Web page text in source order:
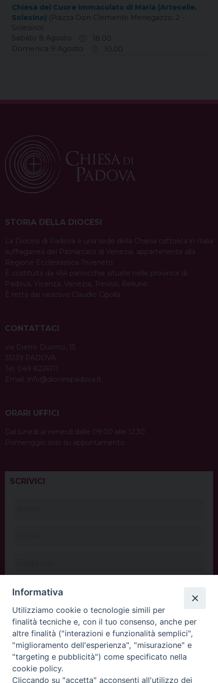
Chiesa del Cuore Immacolato di Maria (Arteselle,
Solesino) (Piazza Don Clemente Menegazzo, 2 -
Solesino)
Sabato 8 Agosto
18.00
Domenica 9 Agosto
10.00
STORIA DELLA DIOCESI
La Diocesi di Padova è una sede della Chiesa cattolica in Italia
suffraganea del Patriarcato di Venezia, appartenente alla
Regione Ecclesiastica Triveneto.
È costituita da 454 parrocchie situate nelle province di
Padova, Vicenza, Venezia, Treviso, Belluno.
È retta dal vescovo Claudio Cipolla.
CONTATTACI
via Dietro Duomo, 15
35139 PADOVA
Tel. 049 8226111
Email: info@diocesipadova.it
ORARI UFFICI
Dal lunedì al venerdì dalle 09:00 alle 12:30.
Pomeriggio solo su appuntamento.
SCRIVICI
Informativa
Utilizziamo cookie o tecnologie simili per
finalità tecniche e, con il tuo consenso, anche per
altre finalità ("interazioni e funzionalità semplici",
"miglioramento dell'esperienza", "misurazione" e
"targeting e pubblicità") come specificato nella
cookie policy.
Cliccando su "accetta" acconsenti all'utilizzo dei